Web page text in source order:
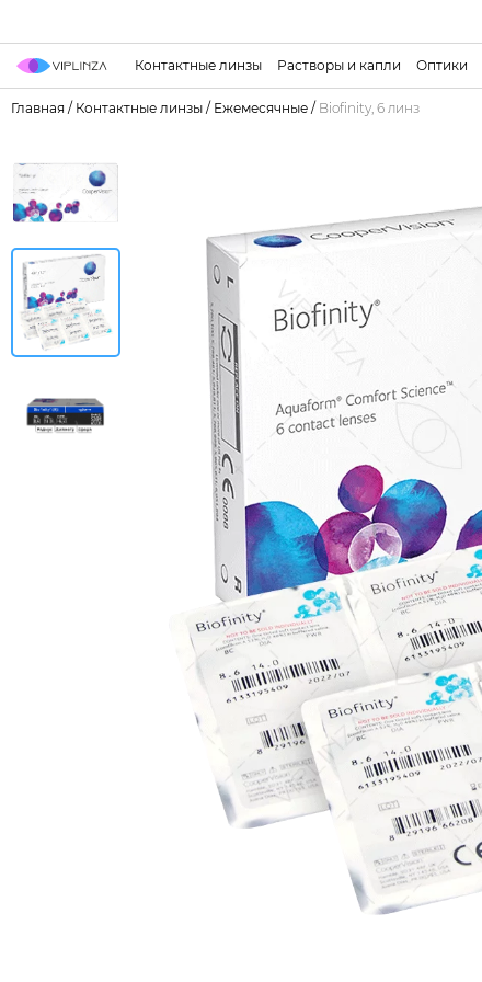
Контактные линзы Растворы и капли Оптики
Главная / Контактные линзы / Ежемесячные / Biofinity, 6 линз